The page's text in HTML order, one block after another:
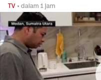
TV •dalam 1 jam